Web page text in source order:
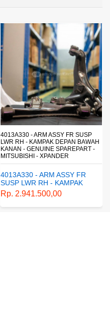
4162A413 - SHOCK ABSORBER RR
SUSP - SUSPENSI BELAKANG -
SHOCKBREAKER BELAKANG -
GENUINE SPAREPART -
MITSUBISHI - XPANDER
4162A413 - SHOCK
ABSORBER RR SUSP -
SUSPENSI BELAKANG -
SHOCKBREAKER BELAKANG
Rp. 1.198.800,00